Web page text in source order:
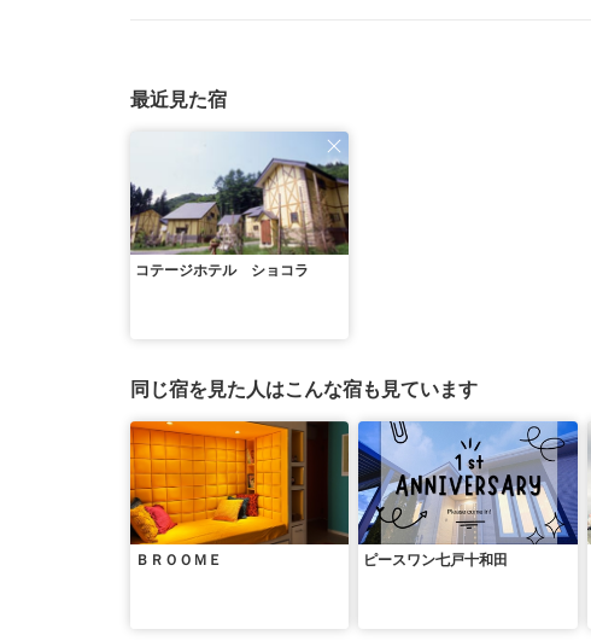
最近見た宿
コテージホテル ショコラ
同じ宿を見た人はこんな宿も見ています
ＢＲＯＯＭＥ ピースワン七戸十和田